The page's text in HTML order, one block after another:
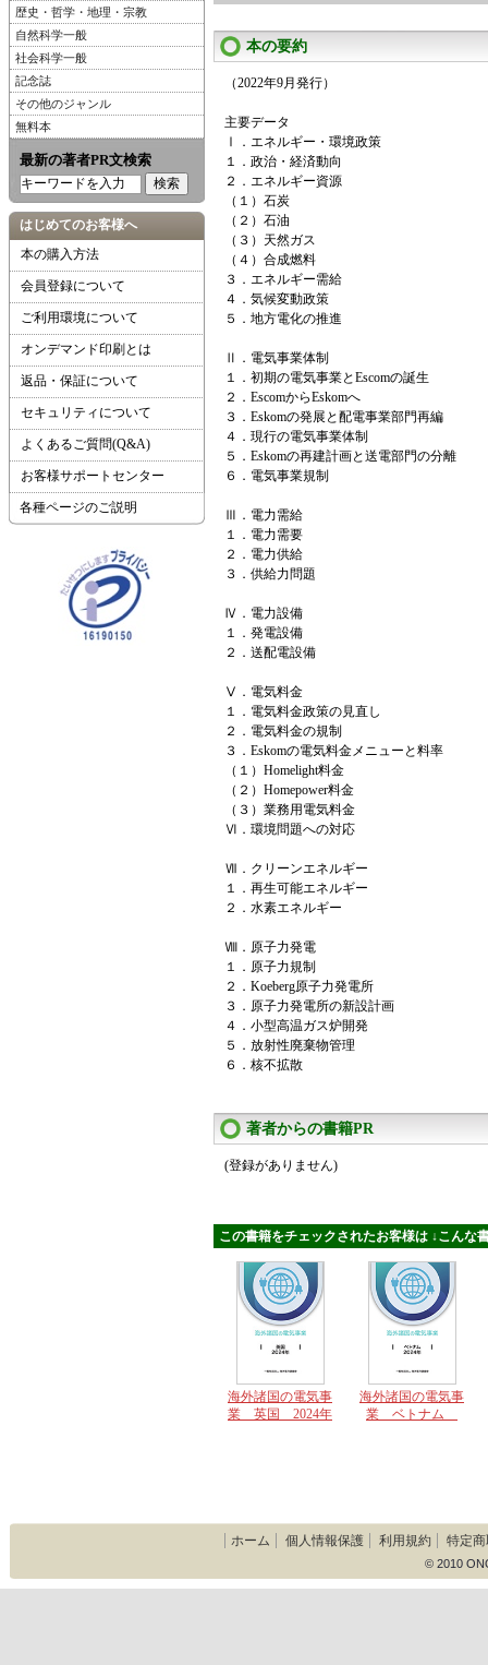
歴史・哲学・地理・宗教
自然科学一般
社会科学一般
記念誌
その他のジャンル
無料本
最新の著者PR文検索
はじめてのお客様へ
本の購入方法
会員登録について
ご利用環境について
オンデマンド印刷とは
返品・保証について
セキュリティについて
よくあるご質問(Q&A)
お客様サポートセンター
各種ページのご説明
本の要約
（2022年9月発行）
主要データ
Ⅰ．エネルギー・環境政策
１．政治・経済動向
２．エネルギー資源
（１）石炭
（２）石油
（３）天然ガス
（４）合成燃料
３．エネルギー需給
４．気候変動政策
５．地方電化の推進
Ⅱ．電気事業体制
１．初期の電気事業とEscomの誕生
２．EscomからEskomへ
３．Eskomの発展と配電事業部門再編
４．現行の電気事業体制
５．Eskomの再建計画と送電部門の分離
６．電気事業規制
Ⅲ．電力需給
１．電力需要
２．電力供給
３．供給力問題
Ⅳ．電力設備
１．発電設備
２．送配電設備
Ⅴ．電気料金
１．電気料金政策の見直し
２．電気料金の規制
３．Eskomの電気料金メニューと料率
（１）Homelight料金
（２）Homepower料金
（３）業務用電気料金
Ⅵ．環境問題への対応
Ⅶ．クリーンエネルギー
１．再生可能エネルギー
２．水素エネルギー
Ⅷ．原子力発電
１．原子力規制
２．Koeberg原子力発電所
３．原子力発電所の新設計画
４．小型高温ガス炉開発
５．放射性廃棄物管理
６．核不拡散
著者からの書籍PR
(登録がありません)
この書籍をチェックされたお客様は ↓こんな
海外諸国の電気事
業 英国 2024年
海外諸国の電気事
業 ベトナム
ホーム 個人情報保護 利用規約 特定
© 2010